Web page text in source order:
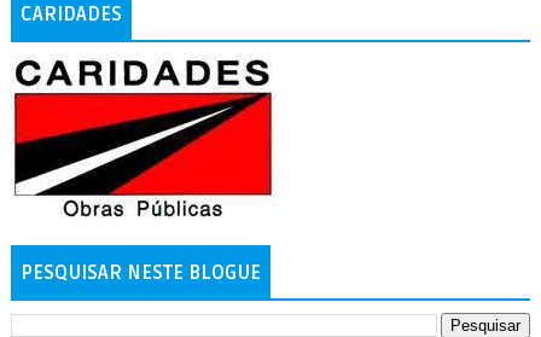
CARIDADES
PESQUISAR NESTE BLOGUE